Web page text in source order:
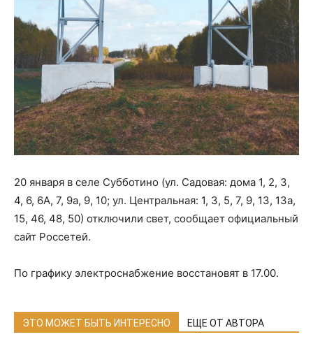
20 января в селе Субботино (ул. Садовая: дома 1, 2, 3,
4, 6, 6А, 7, 9а, 9, 10; ул. Центральная: 1, 3, 5, 7, 9, 13, 13а,
15, 46, 48, 50) отключили свет, сообщает официальный
сайт Россетей.
По графику электроснабжение восстановят в 17.00.
ЭТО МОЖЕТ БЫТЬ ИНТЕРЕСНО ЕЩЕ ОТ АВТОРА